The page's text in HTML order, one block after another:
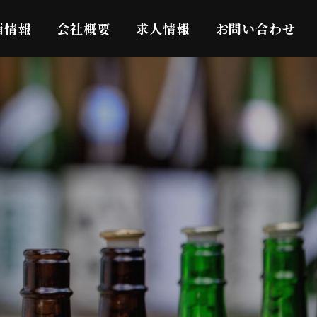
情報 会社概要 求人情報 お問い合わせ